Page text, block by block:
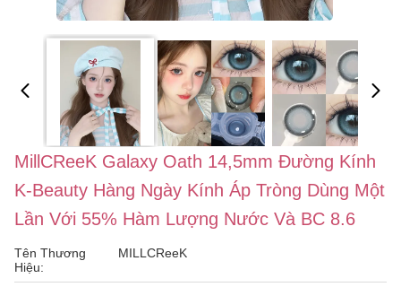
MillCReeK Galaxy Oath 14,5mm Đường Kính
K-Beauty Hàng Ngày Kính Áp Tròng Dùng Một
Lần Với 55% Hàm Lượng Nước Và BC 8.6
Tên Thương
Hiệu:
MILLCReeK